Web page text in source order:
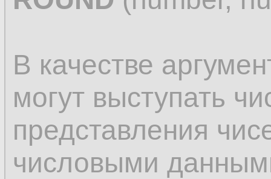
В качестве
могут выступать
представления
числовыми